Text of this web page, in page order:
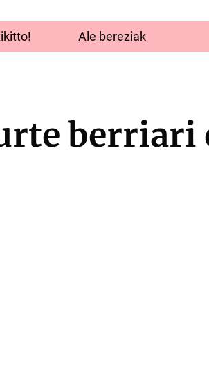
Ale bereziak
berriari